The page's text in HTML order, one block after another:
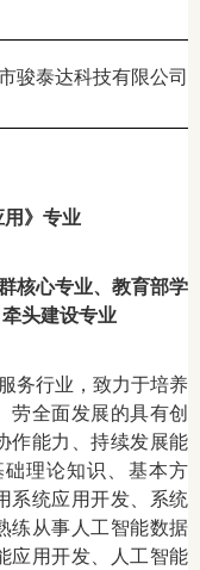
骏泰达科技有限公司
用》专业
核心专业、教育部学
头建设专业
务行业，致力于培养
劳全面发展的具有创
作能力、持续发展能
理论知识、基本方
系统应用开发、系统
练从事人工智能数据
应用开发、人工智能